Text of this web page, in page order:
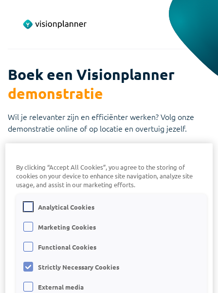
Boek een Visionplanner
demonstratie
Wil je relevanter zijn en efficiënter werken? Volg onze
demonstratie online of op locatie en overtuig jezelf.
Tijdens de persoonlijke demonstratie van Visionplanner ga
je in gesprek met een ervaren adviseur en:
werkt
ontdek je hoe Visionplanner jou ondersteunt bij
efficiënt samenstellen, controleren en adviseren
By clicking “Accept All Cookies”, you agree to the storing of
cookies on your device to enhance site navigation, analyze site
usage, and assist in our marketing efforts.
Analytical Cookies
Marketing Cookies
Functional Cookies
Strictly Necessary Cookies
External media